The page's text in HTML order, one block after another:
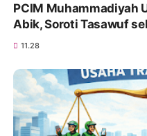
PCIM Muhammadiyah
Abik, Soroti Tasawuf
11.28